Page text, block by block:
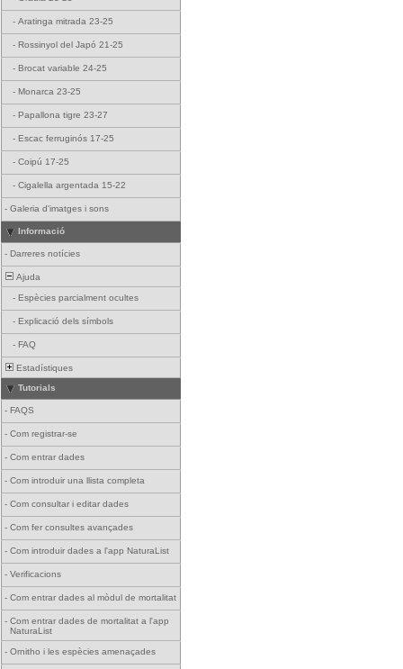
- Aratinga mitrada 23-25
- Rossinyol del Japó 21-25
- Brocat variable 24-25
- Monarca 23-25
- Papallona tigre 23-27
- Escac ferruginós 17-25
- Coipú 17-25
- Cigalella argentada 15-22
- Galeria d'imatges i sons
Informació
- Darreres notícies
Ajuda
- Espècies parcialment ocultes
- Explicació dels símbols
- FAQ
Estadístiques
Tutorials
- FAQS
- Com registrar-se
- Com entrar dades
- Com introduir una llista completa
- Com consultar i editar dades
- Com fer consultes avançades
- Com introduir dades a l'app NaturaList
- Verificacions
- Com entrar dades al mòdul de mortalitat
- Com entrar dades de mortalitat a l'app
NaturaList
- Ornitho i les espècies amenaçades